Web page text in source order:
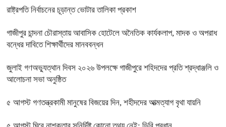
রাষ্ট্রপতি নির্বাচনের চূড়ান্ত ভোটার তালিকা প্রকাশ
গাজীপুর চান্দনা চৌরাস্তায় আবাসিক হোটেলে অনৈতিক কার্যকলাপ, মাদক ও অপরাধ
বন্ধের দাবিতে শিক্ষার্থীদের মানববন্ধন
জুলাই গণঅভ্যুত্থান দিবস ২০২৬ উপলক্ষে গাজীপুরে শহিদদের প্রতি শ্রদ্ধাঞ্জলি ও
আলোচনা সভা অনুষ্ঠিত
৫ আগস্ট গণতন্ত্রকামী মানুষের বিজয়ের দিন, শহীদদের আত্মত্যাগ বৃথা যায়নি